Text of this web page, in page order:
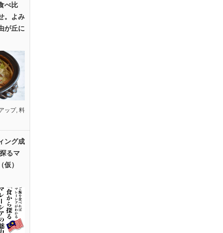
べ比
。よみ
が丘に
ップ, 料
ング成
るマ
）